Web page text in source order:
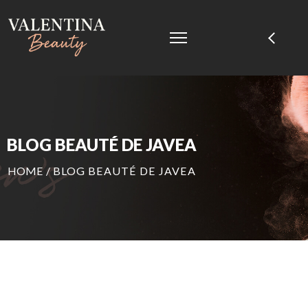
BLOG BEAUTÉ DE JAVEA
HOME/BLOG BEAUTÉ DE JAVEA